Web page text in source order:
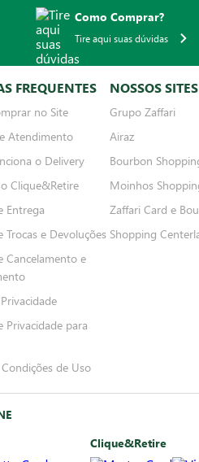
Como Comprar?
Tire aqui suas dúvidas
FREQUENTES
no Site
Atendimento
o Delivery
Clique&Retire
Entrega
Trocas e Devoluções
Cancelamento e
Privacidade para
de Uso
NOSSOS SITES
Grupo Zaffari
Airaz
Bourbon
Moinhos
Zaffari Card e
Shopping
Clique&Retire